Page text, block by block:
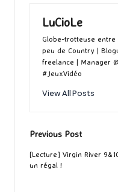
LuCioLe
Globe-trotteuse
peu de Country |
freelance | Manager
#JeuxVidéo
View All Posts
Post
navigation
Previous Post
[Lecture] Virgin River
un régal !